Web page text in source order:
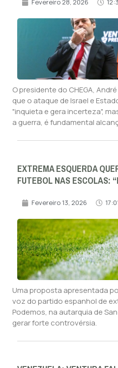
Fevereiro 28, 2026
O presidente do CHEGA,
que o ataque de Israel e
"inquieta e gera incerteza",
a guerra, é fundamental
EXTREMA ESQUERDA
FUTEBOL NAS ESCOLAS:
Fevereiro 13, 2026
Uma proposta apresentada
voz do partido espanhol de
Podemos, na autarquia de
gerar forte controvérsia.